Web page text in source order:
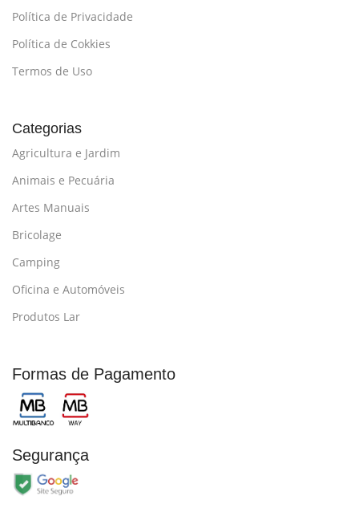
Política de Privacidade
Política de Cokkies
Termos de Uso
Categorias
Agricultura e Jardim
Animais e Pecuária
Artes Manuais
Bricolage
Camping
Oficina e Automóveis
Produtos Lar
Formas de Pagamento
Segurança